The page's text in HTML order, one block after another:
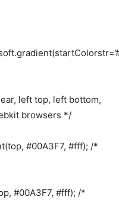
left top, left bottom,
browsers */
#00A3F7, #fff); /*
#00A3F7, #fff); /*